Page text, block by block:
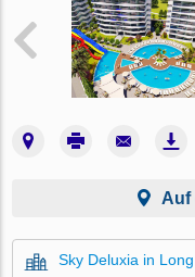
Auf
Sky Deluxia in